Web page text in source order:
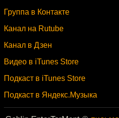
Группа в Контакте
Канал на Rutube
Канал в Дзен
Видео в iTunes Store
Подкаст в iTunes Store
Подкаст в Яндекс.Музыка